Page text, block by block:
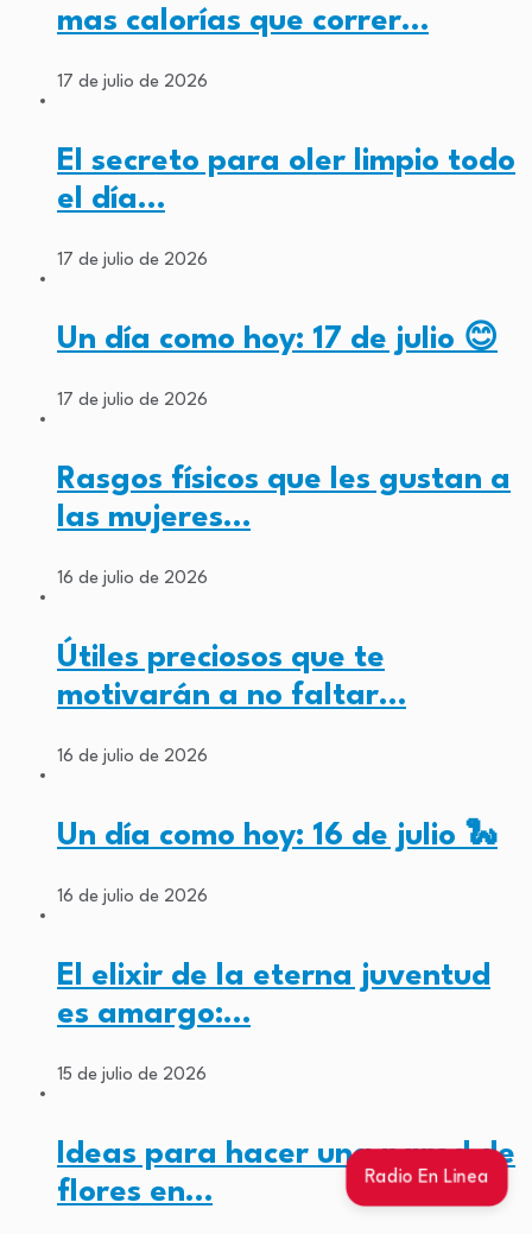
Radio En Linea
mas calorías que correr…
17 de julio de 2026
El secreto para oler limpio todo
el día…
17 de julio de 2026
Un día como hoy: 17 de julio 😊
17 de julio de 2026
Rasgos físicos que les gustan a
las mujeres…
16 de julio de 2026
Útiles preciosos que te
motivarán a no faltar…
16 de julio de 2026
Un día como hoy: 16 de julio 🐍
16 de julio de 2026
El elixir de la eterna juventud
es amargo:…
15 de julio de 2026
Ideas para hacer una pared de
flores en…